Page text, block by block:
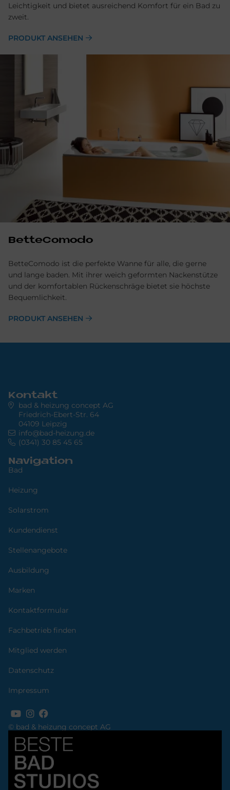
Leichtigkeit und bietet ausreichend Komfort für ein Bad zu
zweit.
PRODUKT ANSEHEN
BetteComodo
BetteComodo ist die perfekte Wanne für alle, die gerne
und lange baden. Mit ihrer weich geformten Nackenstütze
und der komfortablen Rückenschräge bietet sie höchste
Bequemlichkeit.
PRODUKT ANSEHEN
© bad & heizung concept AG
Kontakt
bad & heizung concept AG
Friedrich-Ebert-Str. 64
04109 Leipzig
info@bad-heizung.de
(0341) 30 85 45 65
Navigation
Bad
Heizung
Solarstrom
Kundendienst
Stellenangebote
Ausbildung
Marken
Kontaktformular
Fachbetrieb finden
Mitglied werden
Datenschutz
Impressum